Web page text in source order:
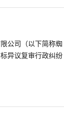
公司（以下简称蜘
异议复审行政纠纷